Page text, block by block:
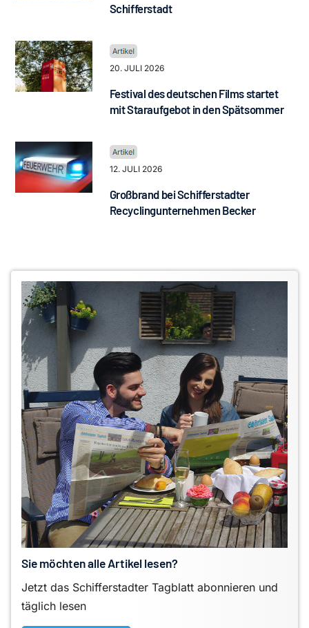
Schifferstadt
20. JULI 2026
Festival des deutschen Films startet
mit Staraufgebot in den Spätsommer
12. JULI 2026
Großbrand bei Schifferstadter
Recyclingunternehmen Becker
Sie möchten alle Artikel lesen?
Jetzt das Schifferstadter Tagblatt abonnieren und
täglich lesen